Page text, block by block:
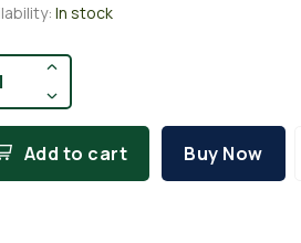
In stock
Add to cart Buy Now